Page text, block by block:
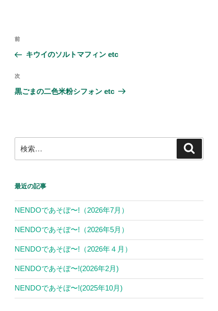
b
k
投
ナ
ビ
ゲ
ン
前
の
稿
前
キウイのソルトマフィン etc
次
の
次
黒ごまの二色米粉シフォン etc
索:
最近の記事
NENDOであそぼ〜!（2026年7月）
NENDOであそぼ〜!（2026年5月）
NENDOであそぼ〜!（2026年４月）
NENDOであそぼ〜!(2026年2月)
NENDOであそぼ〜!(2025年10月)